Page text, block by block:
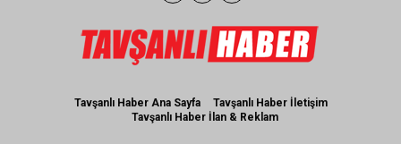
Tavşanlı Haber Ana Sayfa
Tavşanlı Haber İletişim
Tavşanlı Haber İlan & Reklam